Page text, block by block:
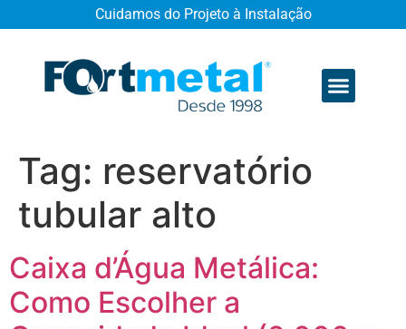
Cuidamos do Projeto à Instalação
Tag: reservatório
tubular alto
Caixa d’Água Metálica:
Como Escolher a